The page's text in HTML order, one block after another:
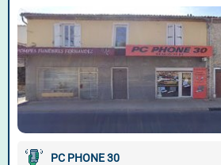
PC PHONE 30